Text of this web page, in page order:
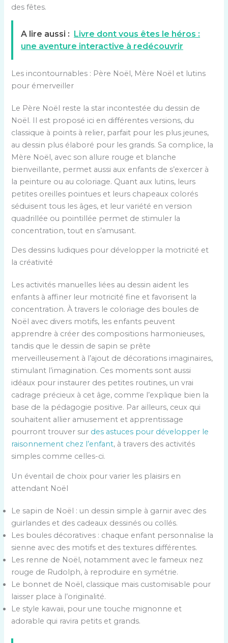
des fêtes.
A lire aussi : Livre dont vous êtes le héros :
une aventure interactive à redécouvrir
Les incontournables : Père Noël, Mère Noël et lutins
pour émerveiller
Le Père Noël reste la star incontestée du dessin de
Noël. Il est proposé ici en différentes versions, du
classique à points à relier, parfait pour les plus jeunes,
au dessin plus élaboré pour les grands. Sa complice, la
Mère Noël, avec son allure rouge et blanche
bienveillante, permet aussi aux enfants de s’exercer à
la peinture ou au coloriage. Quant aux lutins, leurs
petites oreilles pointues et leurs chapeaux colorés
séduisent tous les âges, et leur variété en version
quadrillée ou pointillée permet de stimuler la
concentration, tout en s’amusant.
Des dessins ludiques pour développer la motricité et
la créativité
Les activités manuelles liées au dessin aident les
enfants à affiner leur motricité fine et favorisent la
concentration. À travers le coloriage des boules de
Noël avec divers motifs, les enfants peuvent
apprendre à créer des compositions harmonieuses,
tandis que le dessin de sapin se prête
merveilleusement à l’ajout de décorations imaginaires,
stimulant l’imagination. Ces moments sont aussi
idéaux pour instaurer des petites routines, un vrai
cadrage précieux à cet âge, comme l’explique bien la
base de la pédagogie positive. Par ailleurs, ceux qui
souhaitent allier amusement et apprentissage
pourront trouver sur des astuces pour développer le
raisonnement chez l’enfant, à travers des activités
simples comme celles-ci.
Un éventail de choix pour varier les plaisirs en
attendant Noël
Le sapin de Noël : un dessin simple à garnir avec des
guirlandes et des cadeaux dessinés ou collés.
Les boules décoratives : chaque enfant personnalise la
sienne avec des motifs et des textures différentes.
Les renne de Noël, notamment avec le fameux nez
rouge de Rudolph, à reproduire en symétrie.
Le bonnet de Noël, classique mais customisable pour
laisser place à l’originalité.
Le style kawaii, pour une touche mignonne et
adorable qui ravira petits et grands.